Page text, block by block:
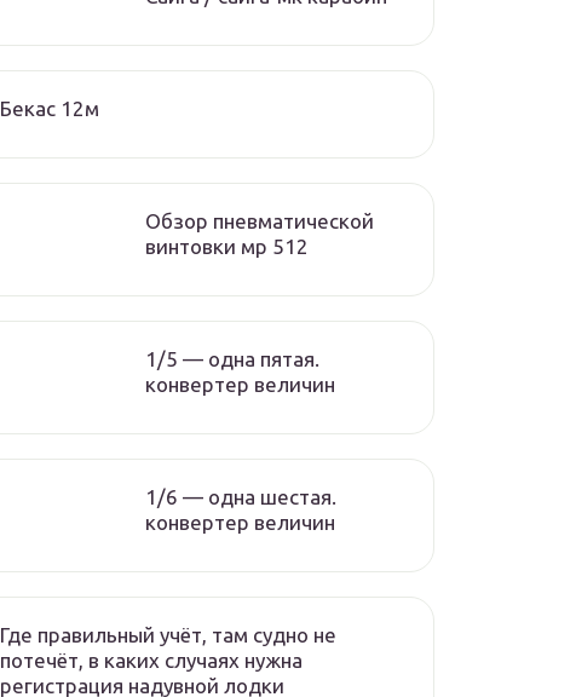
Бекас 12м
Обзор пневматической
винтовки мр 512
1/5 — одна пятая.
конвертер величин
1/6 — одна шестая.
конвертер величин
Где правильный учёт, там судно не
потечёт, в каких случаях нужна
регистрация надувной лодки